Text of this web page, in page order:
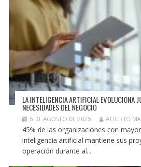
LA INTELIGENCIA ARTIFICIAL EVOLUCIONA
NECESIDADES DEL NEGOCIO
6 DE AGOSTO DE 2026 ALBERTO
45% de las organizaciones con
inteligencia artificial mantiene sus
operación durante al...